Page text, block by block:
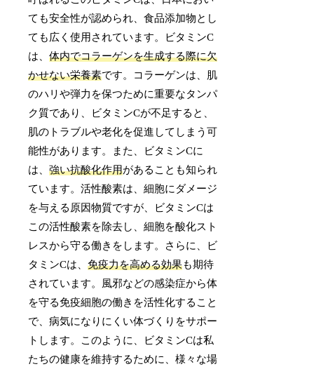
ても安全性が認められ、食品添加物とし
ても広く使用されています。ビタミンC
は、体内でコラーゲンを生成する際に欠
かせない栄養素です。コラーゲンは、肌
のハリや弾力を保つために重要なタンパ
ク質であり、ビタミンCが不足すると、
肌のトラブルや老化を促進してしまう可
能性があります。また、ビタミンCに
は、強い抗酸化作用があることも知られ
ています。活性酸素は、細胞にダメージ
を与える原因物質ですが、ビタミンCは
この活性酸素を除去し、細胞を酸化スト
レスから守る働きをします。さらに、ビ
タミンCは、免疫力を高める効果も期待
されています。風邪などの感染症から体
を守る免疫細胞の働きを活性化すること
で、病気になりにくい体づくりをサポー
トします。このように、ビタミンCは私
たちの健康を維持するために、様々な場